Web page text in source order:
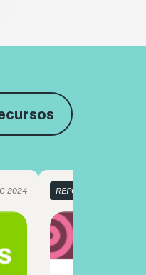
2024 REPORTE